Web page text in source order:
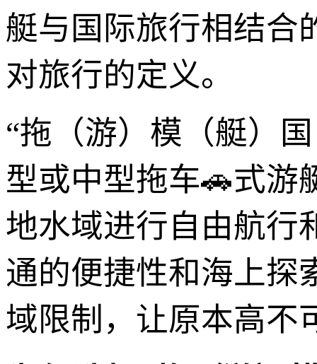
艇与国际旅行相结合
对旅行的定义。
“拖（游）模（艇）
型或中型拖车🚗式游
地水域进行自由航行
通的便捷性和海上探
域限制，让原本高不